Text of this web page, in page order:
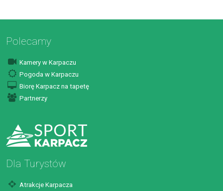
Polecamy
Kamery w Karpaczu
Pogoda w Karpaczu
Biorę Karpacz na tapetę
Partnerzy
Dla Turystów
Atrakcje Karpacza